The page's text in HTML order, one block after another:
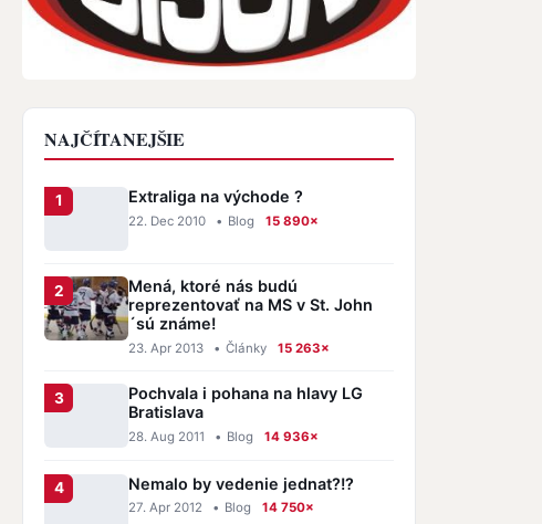
NAJČÍTANEJŠIE
Extraliga na východe ?
22. Dec 2010 • Blog 15 890×
Mená, ktoré nás budú
reprezentovať na MS v St. John
´sú známe!
23. Apr 2013 • Články 15 263×
Pochvala i pohana na hlavy LG
Bratislava
28. Aug 2011 • Blog 14 936×
Nemalo by vedenie jednat?!?
27. Apr 2012 • Blog 14 750×